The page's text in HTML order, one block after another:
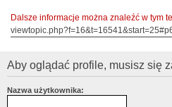
Dalsze informacje można znaleźć w tym
Aby oglądać profile, musisz się
Nazwa użytkownika: